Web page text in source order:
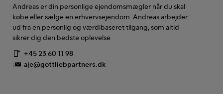
Andreas er din personlige ejendomsmægler når du skal
købe eller sælge en erhvervsejendom. Andreas arbejder
ud fra en personlig og værdibaseret tilgang, som altid
sikrer dig den bedste oplevelse
+45 23 60 11 98
aje@gottliebpartners.dk